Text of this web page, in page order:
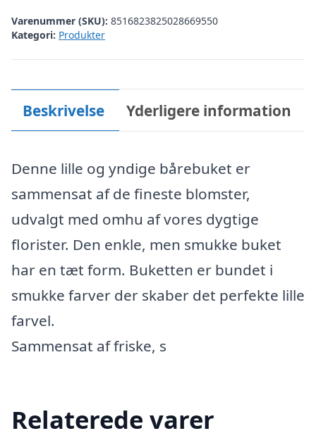
Varenummer (SKU): 8516823825028669550
Kategori: Produkter
Beskrivelse Yderligere information
Denne lille og yndige bårebuket er
sammensat af de fineste blomster,
udvalgt med omhu af vores dygtige
florister. Den enkle, men smukke buket
har en tæt form. Buketten er bundet i
smukke farver der skaber det perfekte lille
farvel.
Sammensat af friske, s
Relaterede varer